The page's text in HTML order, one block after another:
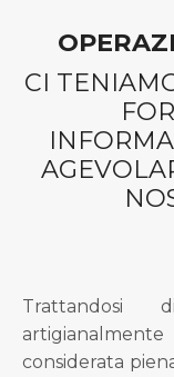
CI
Trattandosi
considerata